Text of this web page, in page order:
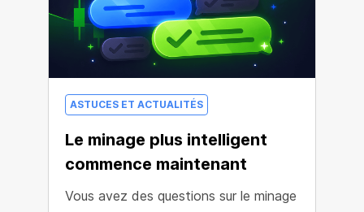
ASTUCES ET ACTUALITÉS
Le minage plus intelligent
commence maintenant
Vous avez des questions sur le minage